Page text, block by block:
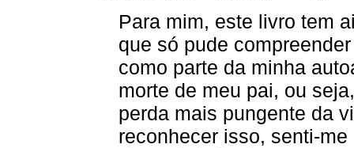
Para mim, este livro tem
que só pude
como parte da minha
morte de meu pai, ou
perda mais pungente da
reconhecer isso, senti-